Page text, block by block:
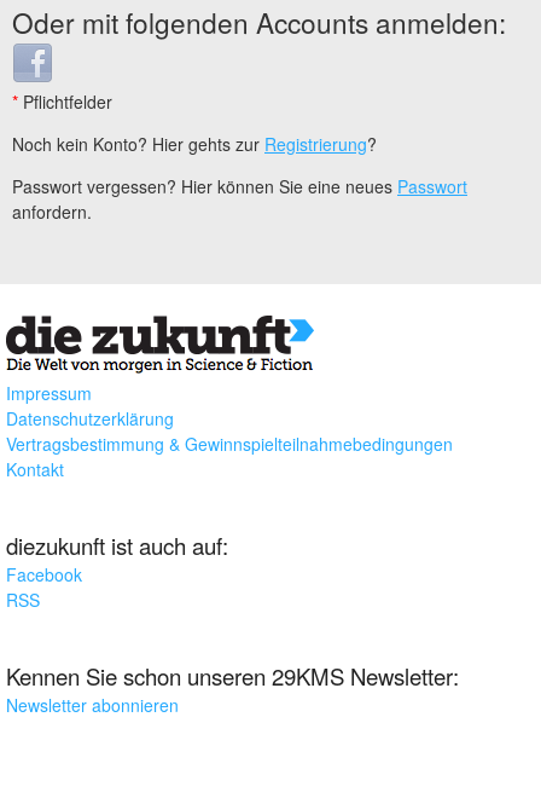
Oder mit folgenden Accounts anmelden:
Login with Facebook
* Pflichtfelder
Noch kein Konto? Hier gehts zur Registrierung?
Passwort vergessen? Hier können Sie eine neues Passwort
anfordern.
Impressum
Datenschutzerklärung
Vertragsbestimmung & Gewinnspielteilnahmebedingungen
Kontakt
diezukunft ist auch auf:
Facebook
RSS
Kennen Sie schon unseren 29KMS Newsletter:
Newsletter abonnieren